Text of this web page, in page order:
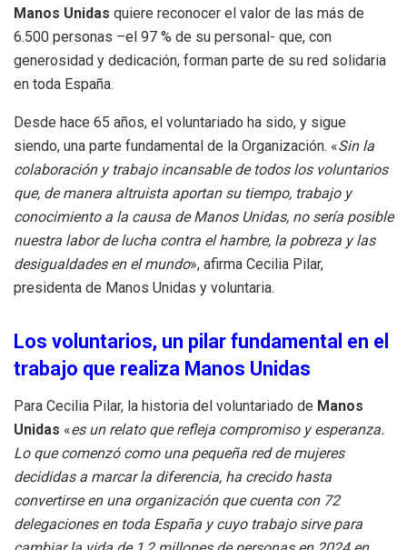
Manos Unidas quiere reconocer el valor de las más de
6.500 personas –el 97 % de su personal- que, con
generosidad y dedicación, forman parte de su red solidaria
en toda España.
Desde hace 65 años, el voluntariado ha sido, y sigue
siendo, una parte fundamental de la Organización. «Sin la
colaboración y trabajo incansable de todos los voluntarios
que, de manera altruista aportan su tiempo, trabajo y
conocimiento a la causa de Manos Unidas, no sería posible
nuestra labor de lucha contra el hambre, la pobreza y las
desigualdades en el mundo», afirma Cecilia Pilar,
presidenta de Manos Unidas y voluntaria.
Los voluntarios, un pilar fundamental en el
trabajo que realiza Manos Unidas
Para Cecilia Pilar, la historia del voluntariado de Manos
Unidas «es un relato que refleja compromiso y esperanza.
Lo que comenzó como una pequeña red de mujeres
decididas a marcar la diferencia, ha crecido hasta
convertirse en una organización que cuenta con 72
delegaciones en toda España y cuyo trabajo sirve para